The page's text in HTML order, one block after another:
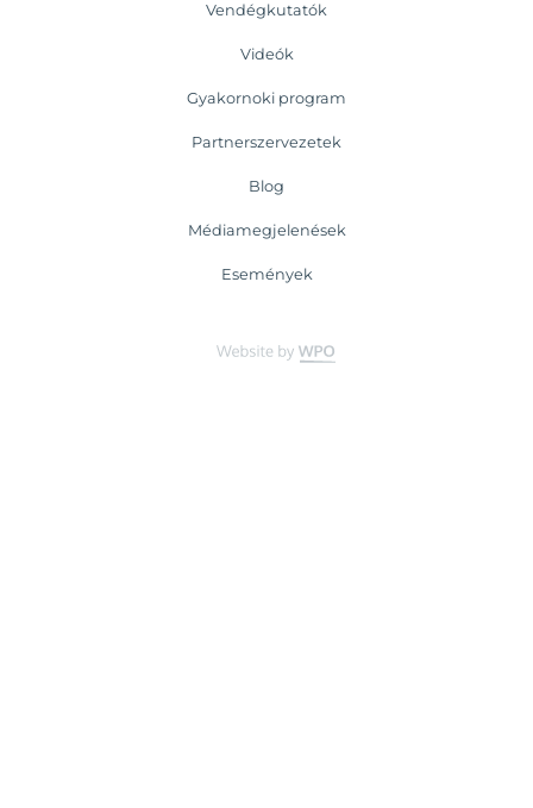
Vendégkutatók
Videók
Gyakornoki program
Partnerszervezetek
Blog
Médiamegjelenések
Események